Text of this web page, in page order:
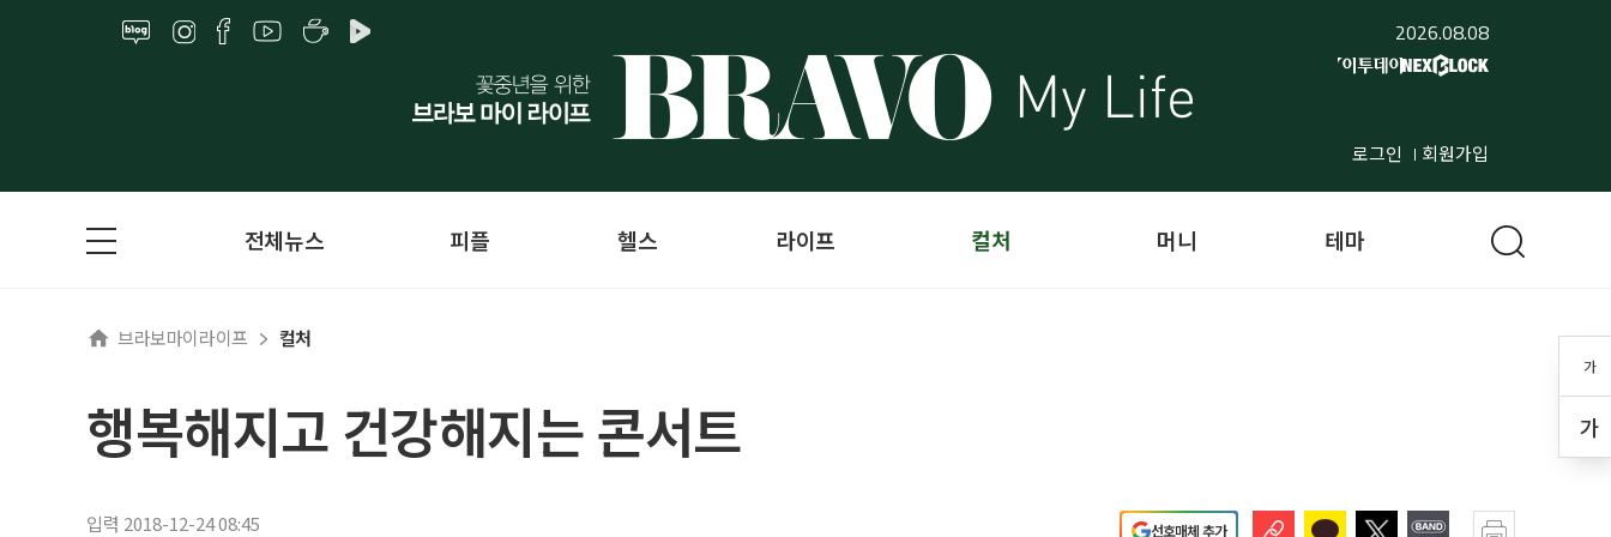
2026.08.08
로그인 회원가입
가
가
전체뉴스 피플 헬스 라이프 컬처 머니 테마
브라보마이라이프 컬처
행복해지고 건강해지는 콘서트
입력 2018-12-24 08:45 선호매체 추가